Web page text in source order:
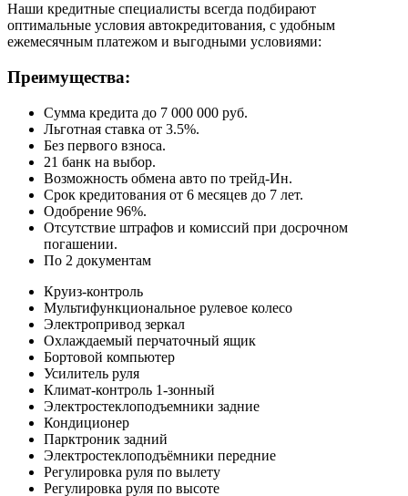
Наши кредитные специалисты всегда подбирают
оптимальные условия автокредитования, с удобным
ежемесячным платежом и выгодными условиями:
Преимущества:
Сумма кредита до 7 000 000 руб.
Льготная ставка от 3.5%.
Без первого взноса.
21 банк на выбор.
Возможность обмена авто по трейд-Ин.
Срок кредитования от 6 месяцев до 7 лет.
Одобрение 96%.
Отсутствие штрафов и комиссий при досрочном
погашении.
По 2 документам
Круиз-контроль
Мультифункциональное рулевое колесо
Электропривод зеркал
Охлаждаемый перчаточный ящик
Бортовой компьютер
Усилитель руля
Климат-контроль 1-зонный
Электростеклоподъемники задние
Кондиционер
Парктроник задний
Электростеклоподъёмники передние
Регулировка руля по вылету
Регулировка руля по высоте